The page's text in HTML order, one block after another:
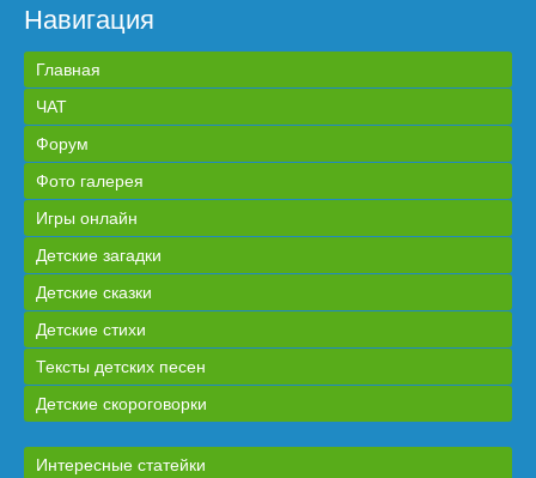
Навигация
Главная
ЧАТ
Форум
Фото галерея
Игры онлайн
Детские загадки
Детские сказки
Детские стихи
Тексты детских песен
Детские скороговорки
Интересные статейки